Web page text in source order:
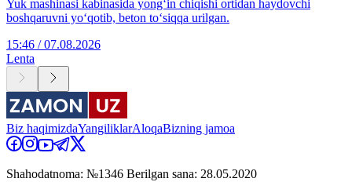
Yuk mashinasi kabinasida yong‘in chiqishi ortidan haydovchi
boshqaruvni yo‘qotib, beton to‘siqqa urilgan.
15:46 / 07.08.2026
Lenta
Biz haqimizdaYangiliklarAloqaBizning jamoa
Shahodatnoma: №1346 Berilgan sana: 28.05.2020